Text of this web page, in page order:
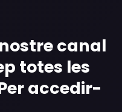
canal
totes les
accedir-